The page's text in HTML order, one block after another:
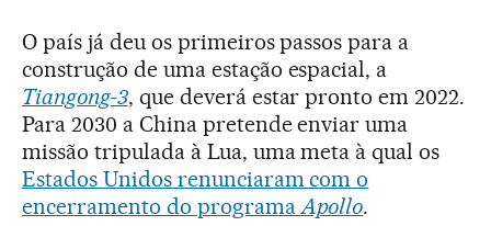
O país já deu os primeiros passos para a
construção de uma estação espacial, a
Tiangong-3, que deverá estar pronto em 2022.
Para 2030 a China pretende enviar uma
missão tripulada à Lua, uma meta à qual os
Estados Unidos renunciaram com o
encerramento do programaApollo.